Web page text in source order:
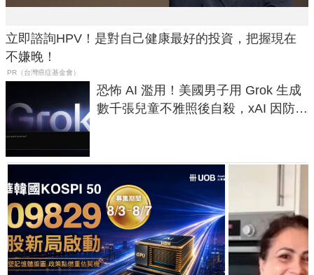
立即諮詢HPV！是對自己健康最好的投資，把握現在
不嫌晚！
PR（台灣癌症基金會）
恐怖 AI 濫用！美國男子用 Grok 生成
數千張兒童不雅照後自殺，xAI 因防護